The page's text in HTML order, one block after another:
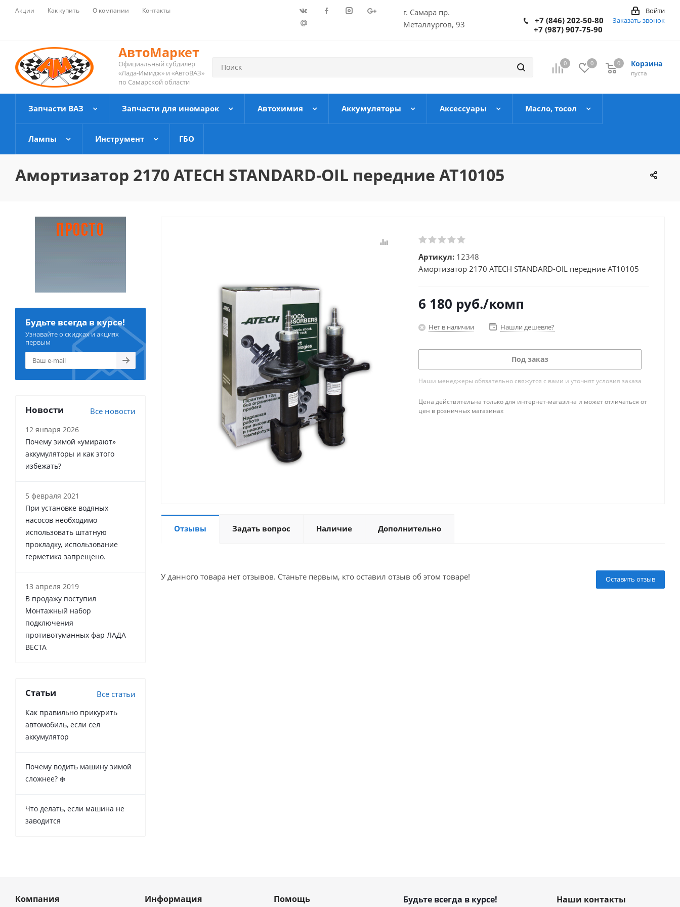
Акции Как купить О компании Контакты
г. Самара пр.
Металлургов, 93
Войти
+7 (846) 202-50-80
+7 (987) 907-75-90
Заказать звонок
АвтоМаркет
Официальный субдилер
«Лада-Имидж» и «АвтоВАЗ»
по Самарской области
0 0 Корзина
пуста
0
Запчасти ВАЗ Запчасти для иномарок Автохимия Аккумуляторы Аксессуары Масло, тосол
Лампы Инструмент ГБО
Амортизатор 2170 ATECH STANDARD-OIL передние АТ10105
Артикул: 12348
Амортизатор 2170 ATECH STANDARD-OIL передние АТ10105
6 180 руб./комп
Нет в наличии Нашли дешевле?
Под заказ
Наши менеджеры обязательно свяжутся с вами и уточнят условия заказа
Цена действительна только для интернет-магазина и может отличаться от
цен в розничных магазинах
Отзывы Задать вопрос Наличие Дополнительно
Оставить отзыв
У данного товара нет отзывов. Станьте первым, кто оставил отзыв об этом товаре!
Будьте всегда в курсе!
Узнавайте о скидках и акциях
первым
Новости Все новости
12 января 2026
Почему зимой «умирают»
аккумуляторы и как этого
избежать?
5 февраля 2021
При установке водяных
насосов необходимо
использовать штатную
прокладку, использование
герметика запрещено.
13 апреля 2019
В продажу поступил
Монтажный набор
подключения
противотуманных фар ЛАДА
ВЕСТА
Статьи Все статьи
Как правильно прикурить
автомобиль, если сел
аккумулятор
Почему водить машину зимой
сложнее? ❄️
Что делать, если машина не
заводится
Компания Информация Помощь Будьте всегда в курсе! Наши контакты